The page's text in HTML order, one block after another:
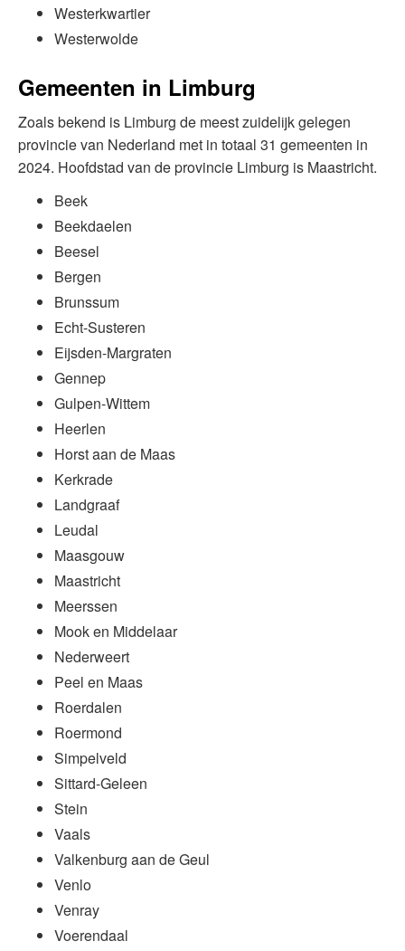
Westerkwartier
Westerwolde
Gemeenten in Limburg
Zoals bekend is Limburg de meest zuidelijk gelegen
provincie van Nederland met in totaal 31 gemeenten in
2024. Hoofdstad van de provincie Limburg is Maastricht.
Beek
Beekdaelen
Beesel
Bergen
Brunssum
Echt-Susteren
Eijsden-Margraten
Gennep
Gulpen-Wittem
Heerlen
Horst aan de Maas
Kerkrade
Landgraaf
Leudal
Maasgouw
Maastricht
Meerssen
Mook en Middelaar
Nederweert
Peel en Maas
Roerdalen
Roermond
Simpelveld
Sittard-Geleen
Stein
Vaals
Valkenburg aan de Geul
Venlo
Venray
Voerendaal